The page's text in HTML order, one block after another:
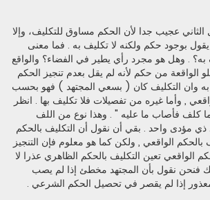
عجيب جدا لأن الحكم مساوق للتكليف، وإلا
بوجود حكم ولكنه لا تكليف به . فما معنى
. وهل هو مجرد رأي يطير في الفضاء؟ والواقع
الواقعة من حكم لأنه لم يقل بعدم تنجيز الحكم
به وان التكليف كان ( بسعي المجتهد ) فهو بحسب
, وأما غيره من تفصيلات فلا تكليف بها . انظر
كلف فأصاب ما عليه " . وهذا نوع من اللف
ذي مؤدى واحد . بقي أن نقول أن التكليف بالحكم
بالحكم الواقعي , ولكن كما هو معلوم فإن التنجيز
الواقعي تعين التكليف بالحكم الظاهري عذرا لا
فنحن نقول بأن المجتهد مخطئ إذا لم يصب
إذا لم يقصر في تحصيل الحكم الشرعي .